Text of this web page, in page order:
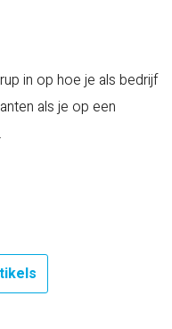
in op hoe je als bedrijf
als je op een